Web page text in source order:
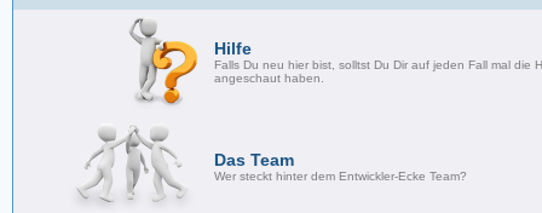
Hilfe
Falls Du neu hier bist, solltst Du Dir auf jeden Fall mal die
angeschaut haben.
Das Team
Wer steckt hinter dem Entwickler-Ecke Team?